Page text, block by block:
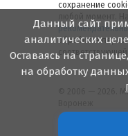
сохранение
обработке
соответствующей
© 2006 — 2026.
Данный сайт
аналитических
Оставаясь на
на обработку